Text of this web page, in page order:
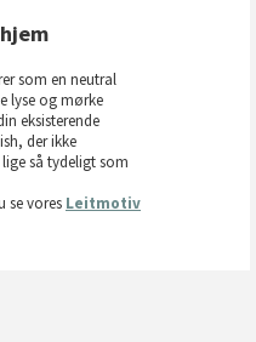
som en neutral
lyse og mørke
eksisterende
der ikke
så tydeligt som
se vores Leitmotiv